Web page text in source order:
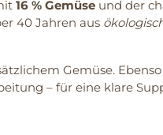
16 % Gemüse und der
40 Jahren aus
Gemüse.
– für eine klare